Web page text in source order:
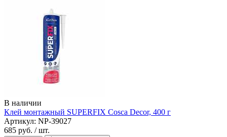
В наличии
Клей монтажный SUPERFIX Cosca Decor, 400 г
Артикул: NP-39027
685 руб. / шт.